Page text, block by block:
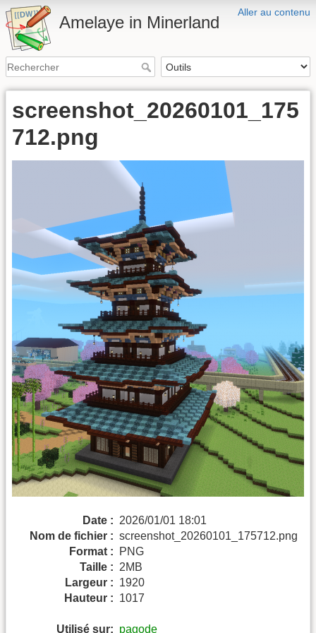
Aller au contenu
Amelaye in Minerland
screenshot_20260101_175
712.png
Date : 2026/01/01 18:01
Nom de fichier : screenshot_20260101_175712.png
Format :
PNG
Taille : 2MB
Largeur : 1920
Hauteur : 1017
Utilisé sur: pagode